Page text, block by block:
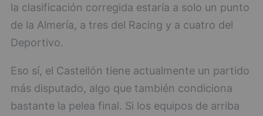
la clasificación corregida estaría a solo un punto
de la Almería, a tres del Racing y a cuatro del
Deportivo.
Eso sí, el Castellón tiene actualmente un partido
más disputado, algo que también condiciona
bastante la pelea final. Si los equipos de arriba